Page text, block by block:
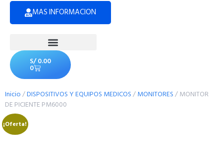
MAS INFORMACION
S/0.00
0
Inicio/DISPOSITIVOS Y EQUIPOS MEDICOS/MONITORES/ MONITOR
DE PICIENTE PM6000
¡Oferta!